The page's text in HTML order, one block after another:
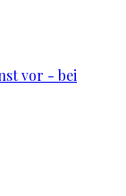
vor - bei